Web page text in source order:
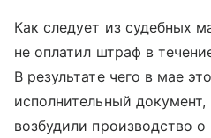
Как следует из судебных
не оплатил штраф в
В результате чего в мае
исполнительный
возбудили производство